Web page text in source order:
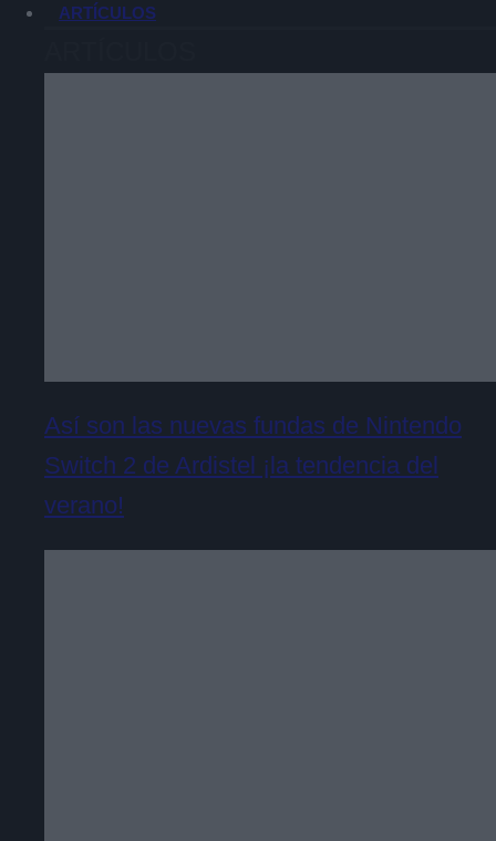
ARTÍCULOS
Así son las nuevas fundas de Nintendo
Switch 2 de Ardistel ¡la tendencia del
verano!